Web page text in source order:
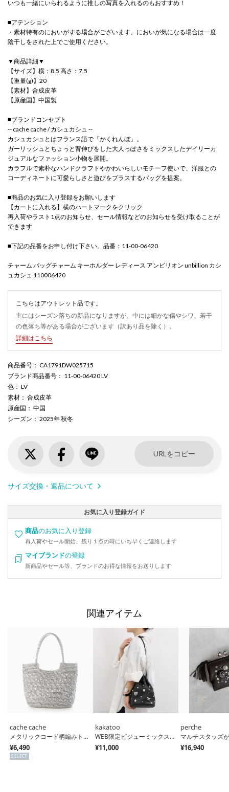
いつも一緒にいられるように推しの写真を入れるのもおすすめ！
■アテンション
・素材特有のにおいがする場合がございます。においが気になる場合は一度
陰干しをされた上でご使用ください。
▼商品詳細▼
【サイズ】横：8.5 高さ：7.5
【重量(g)】20
【素材】合成皮革
【原産国】中国製
■ブランドコンセプト
-- cache cache / カシュカシュ --
カシュカシュとはフランス語で「かくれんぼ」。
ガーリッシュとちょっと背伸びをした大人っぽさをミックスしたデイリーカ
ジュアルなファッション小物を展開。
カラフルで素朴なハンドクラフトやかわいらしいモチーフ使いで、洋服との
コーディネートに可愛らしさと遊びをプラスするバッグを提案。
■商品のお気に入り登録をお願いします
【カートに入れる】横のハートマークをクリック
再入荷やラスト1点のお知らせ、セール情報などのお知らせを受け取ることが
できます
■下記の品番をお申し付け下さい。品番：11-00-06420
チャーム バッグチャーム キーホルダー レディース アンビリオン unbillion カシ
ュカシュ 110006420
こちらはアウトレット品です。
主にはシーズン落ちの新品になりますが、中には細かな傷やシワ、若干
の色落ち等がある場合がございます（訳あり品を除く）。
詳細はこちら
商品番号 ： CA1791DW025715
ブランド商品番号 ： 11-00-06420 LV
色 ： LV
素材 ： 合成皮革
原産国 ： 中国
シーズン ： 2025年 秋冬
URLをコピー
サイズ交換・返品について
お気に入り登録ガイド
商品のお気に入り登録
再入荷やセール開始、残り１点の時にいち早くご連絡します
マイブランドの登録
新商品やセール等、ブランドのお得な情報をお送りします
関連アイテム
cache cache
メタリックコード柄編みトートバッグ （SV）
¥6,490
SELECT
kakatoo
WEB限定ビジューミックスチャーム ドロストバッグ （BK）
¥11,000
perche
¥16,940